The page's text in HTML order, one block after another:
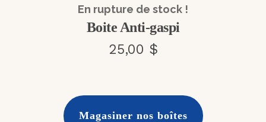
En rupture de stock !
Boite Anti-gaspi
25,00 $
Magasiner nos boîtes